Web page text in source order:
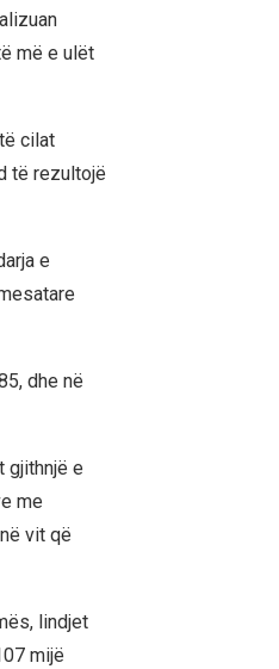
më e ulët
cilat
të rezultojë
e
dhe në
gjithnjë e
me
vit që
lindjet
mijë